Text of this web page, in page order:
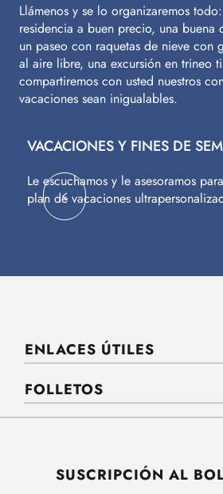
Llámenos y se lo organizaremos
residencia a buen precio, una buena
un paseo con raquetas de nieve con
al aire libre, una excursión en trineo
compartiremos con usted nuestros
vacaciones sean inigualables.
VACACIONES Y FINES DE
Le escuchamos y le asesoramos
plan de vacaciones
ENLACES ÚTILES
FOLLETOS
SUSCRIPCIÓN AL